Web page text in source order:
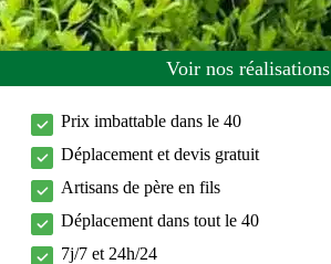
Voir nos réalisations
Prix imbattable dans le 40
Déplacement et devis gratuit
Artisans de père en fils
Déplacement dans tout le 40
7j/7 et 24h/24